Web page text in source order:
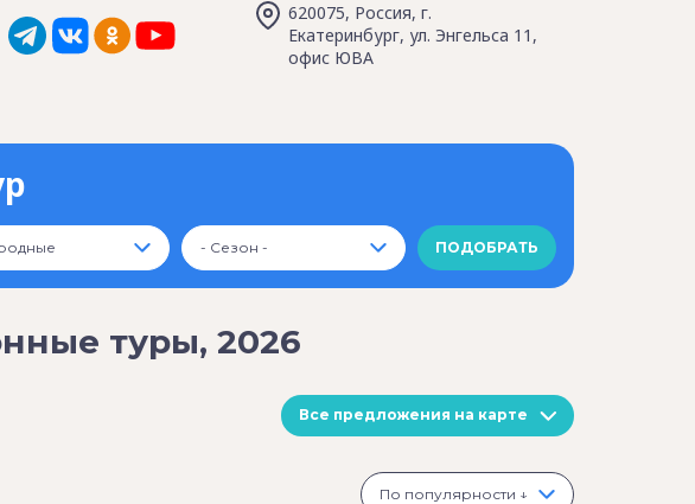
620075, Россия, г.
Екатеринбург, ул. Энгельса 11,
офис ЮВА
- Сезон -
туры, 2026
Все предложения на карте
По популярности ↓